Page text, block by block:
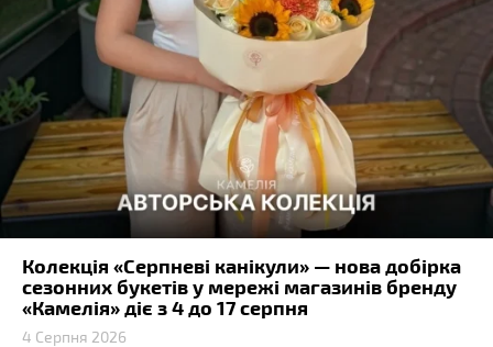
Колекція «Серпневі канікули» — нова добірка
сезонних букетів у мережі магазинів бренду
«Камелія» діє з 4 до 17 серпня
4 Серпня 2026